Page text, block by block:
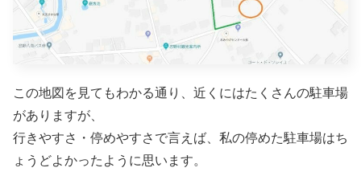
この地図を見てもわかる通り、近くにはたくさんの駐車場
がありますが、
行きやすさ・停めやすさで言えば、私の停めた駐車場はち
ょうどよかったように思います。